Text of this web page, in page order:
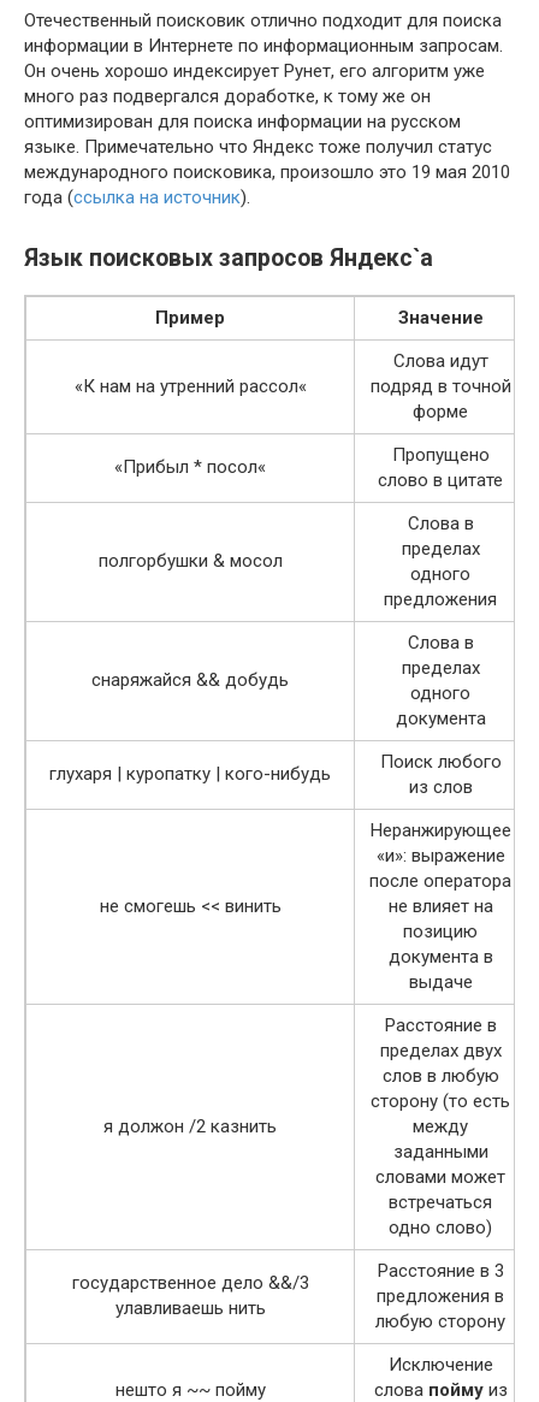
Отечественный поисковик отлично подходит для поиска
информации в Интернете по информационным запросам.
Он очень хорошо индексирует Рунет, его алгоритм уже
много раз подвергался доработке, к тому же он
оптимизирован для поиска информации на русском
языке. Примечательно что Яндекс тоже получил статус
международного поисковика, произошло это 19 мая 2010
года (ссылка на источник).
Язык поисковых запросов Яндекс`а
Пример Значение
«К нам на утренний рассол«
Слова идут
подряд в точной
форме
«Прибыл * посол«
Пропущено
слово в цитате
полгорбушки & мосол
Слова в
пределах
одного
предложения
снаряжайся && добудь
Слова в
пределах
одного
документа
глухаря | куропатку | кого-нибудь
Поиск любого
из слов
не смогешь << винить
Неранжирующее
«и»: выражение
после оператора
не влияет на
позицию
документа в
выдаче
я должон /2 казнить
Расстояние в
пределах двух
слов в любую
сторону (то есть
между
заданными
словами может
встречаться
одно слово)
государственное дело &&/3
улавливаешь нить
Расстояние в 3
предложения в
любую сторону
нешто я ~~ пойму
Исключение
слова пойму из